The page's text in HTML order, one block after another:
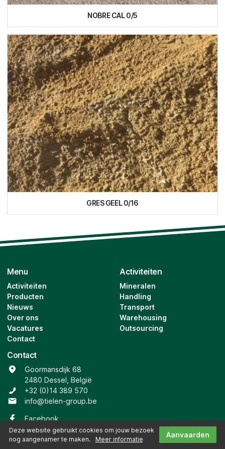
Deze website gebruikt cookies om jouw bezoek
nog aangenamer te maken.
Meer informatie Aanvaarden
NOBRE CAL 0/5
GRES GEEL 0/16
Menu
Activiteiten
Producten
Nieuws
Over ons
Vacatures
Contact
Activiteiten
Mineralen
Handling
Transport
Warehousing
Outsourcing
Contact
Goormansdijk 68
2480 Dessel, België
+32 (0)14 389 570
info@tielen-group.be
Facebook